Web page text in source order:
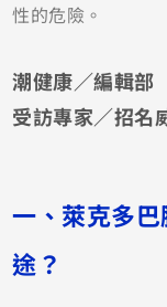
性的危險。
潮健康／編輯部
受訪專家／招名
一、萊克多
途？